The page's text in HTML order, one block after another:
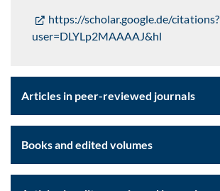
https://scholar.google.de/citations?
user=DLYLp2MAAAAJ&hl
Articles in peer-reviewed journals
Books and edited volumes